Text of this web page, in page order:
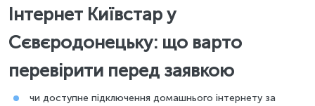
Інтернет Київстар у
Сєвєродонецьку: що варто
перевірити перед заявкою
чи доступне підключення домашнього інтернету за